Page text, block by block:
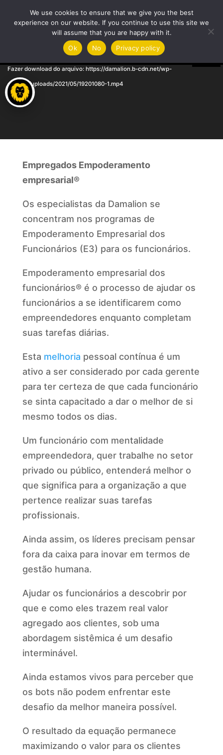
de
vídeo
Media error: Format(s) not supported or source(s) not found
Fazer download do arquivo: https://damalion.b-cdn.net/wp-
content/uploads/2021/05/19201080-1.mp4
Empregados Empoderamento
empresarial®
Os especialistas da Damalion se
concentram nos programas de
Empoderamento Empresarial dos
Funcionários (E3) para os funcionários.
Empoderamento empresarial dos
funcionários® é o processo de ajudar os
funcionários a se identificarem como
empreendedores enquanto completam
suas tarefas diárias.
Esta melhoria pessoal contínua é um
ativo a ser considerado por cada gerente
para ter certeza de que cada funcionário
se sinta capacitado a dar o melhor de si
mesmo todos os dias.
Um funcionário com mentalidade
empreendedora, quer trabalhe no setor
privado ou público, entenderá melhor o
que significa para a organização a que
pertence realizar suas tarefas
profissionais.
Ainda assim, os líderes precisam pensar
fora da caixa para inovar em termos de
gestão humana.
Ajudar os funcionários a descobrir por
que e como eles trazem real valor
agregado aos clientes, sob uma
abordagem sistêmica é um desafio
interminável.
Ainda estamos vivos para perceber que
os bots não podem enfrentar este
desafio da melhor maneira possível.
O resultado da equação permanece
maximizando o valor para os clientes
We use cookies to ensure that we give you the best
experience on our website. If you continue to use this site we
will assume that you are happy with it.
Ok
No Privacy policy